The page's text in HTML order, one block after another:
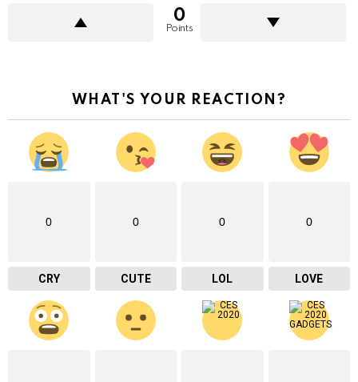
0
Points
WHAT'S YOUR REACTION?
0
CRY
0
CUTE
0
LOL
0
LOVE